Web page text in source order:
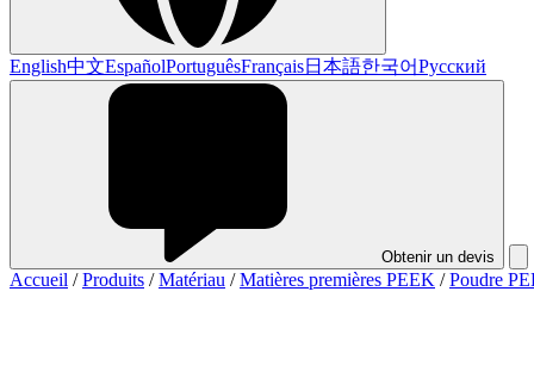
English中文EspañolPortuguêsFrançais日本語한국어Русский
Obtenir un devis
Accueil /Produits /Matériau /Matières premières PEEK /Poudre